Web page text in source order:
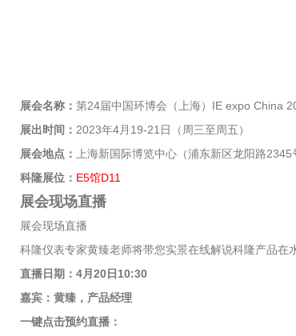
展会名称： 第24届中国环博会（上海）IE expo China
展出时间： 2023年4月19-21日（周三至周五）
展会地点：
上海新国际博览中心（浦东新区龙阳路2345
科隆展位： E5馆D11
展会现场直播
展会现场直播
科隆仪表专家黄臻老师将带您实景在线解说科隆产品在
直播日期：4月20日10:30
嘉宾：黄臻，产品经理
一键点击预约直播：